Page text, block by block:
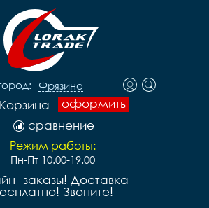
Фрязино
оформить
Корзина
сравнение
Режим работы:
Пн-Пт 10.00-19.00
заказы! Доставка -
Звоните!